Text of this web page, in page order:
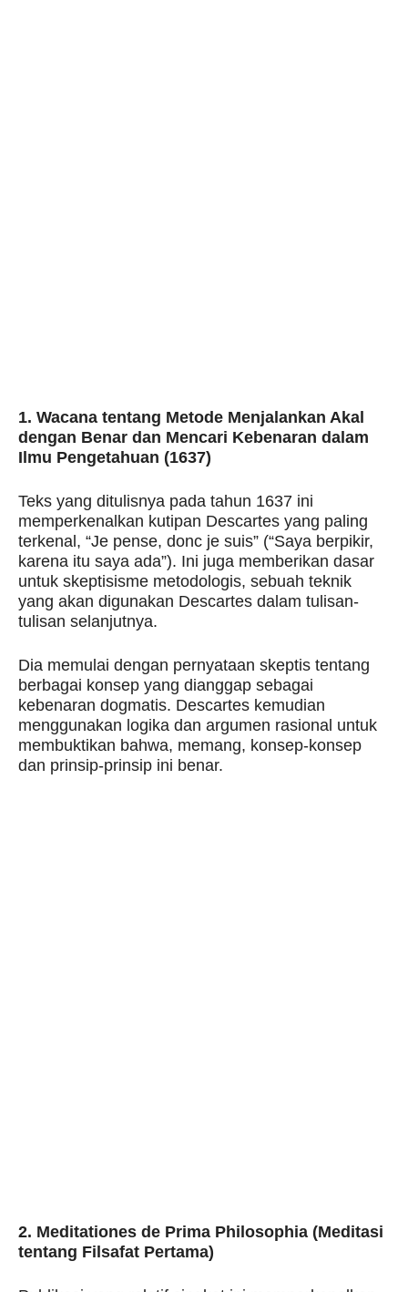
1. Wacana tentang Metode Menjalankan Akal
dengan Benar dan Mencari Kebenaran dalam
Ilmu Pengetahuan (1637)
Teks yang ditulisnya pada tahun 1637 ini
memperkenalkan kutipan Descartes yang paling
terkenal, “Je pense, donc je suis” (“Saya berpikir,
karena itu saya ada”). Ini juga memberikan dasar
untuk skeptisisme metodologis, sebuah teknik
yang akan digunakan Descartes dalam tulisan-
tulisan selanjutnya.
Dia memulai dengan pernyataan skeptis tentang
berbagai konsep yang dianggap sebagai
kebenaran dogmatis. Descartes kemudian
menggunakan logika dan argumen rasional untuk
membuktikan bahwa, memang, konsep-konsep
dan prinsip-prinsip ini benar.
2. Meditationes de Prima Philosophia (Meditasi
tentang Filsafat Pertama)